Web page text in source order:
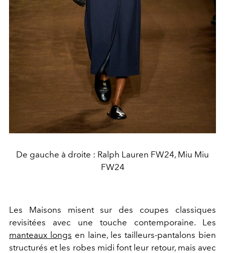
De gauche à droite : Ralph Lauren FW24, Miu Miu
FW24
Les Maisons misent sur des coupes classiques
revisitées avec une touche contemporaine. Les
manteaux longs en laine, les tailleurs-pantalons bien
structurés et les robes midi font leur retour, mais avec